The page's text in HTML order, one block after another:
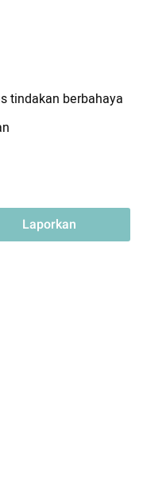
tindakan berbahaya
Laporkan